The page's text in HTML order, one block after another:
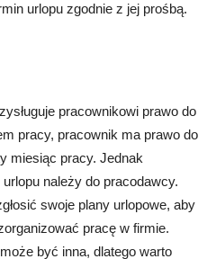
urlopu zgodnie z jej prośbą.
pracownikowi prawo do
pracy, pracownik ma prawo do
miesiąc pracy. Jednak
należy do pracodawcy.
swoje plany urlopowe, aby
pracę w firmie.
być inna, dlatego warto